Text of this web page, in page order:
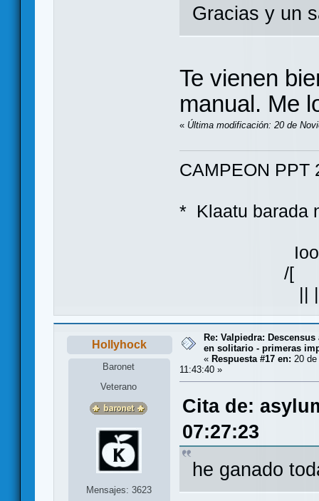
Gracias y un
Te vienen
manual. Me
« Última modificación: 20 de
CAMPEON PPT
* Klaatu
/[ ]\
||
Hollyhock
Baronet
Veterano
Mensajes: 3623
Re: Valpiedra: Descensus
en solitario - primeras
« Respuesta #17 en: 20
11:43:40 »
Cita de:
07:27:23
he ganado